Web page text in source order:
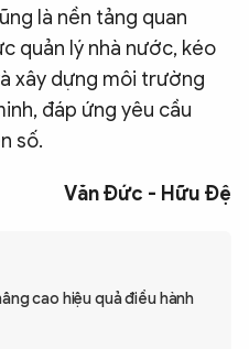
là nền tảng quan
quản lý nhà nước, kéo
xây dựng môi trường
đáp ứng yêu cầu
số.
Văn Đức - Hữu Đệ
cao hiệu quả điều hành